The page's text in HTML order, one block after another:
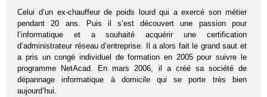
Celui d’un ex-chauffeur de poids lourd qui a exercé son métier
pendant 20 ans. Puis il s’est découvert une passion pour
l’informatique et a souhaité acquérir une certification
d’administrateur réseau d’entreprise. Il a alors fait le grand saut et
a pris un congé individuel de formation en 2005 pour suivre le
programme NetAcad. En mars 2006, il a créé sa société de
dépannage informatique à domicile qui se porte très bien
aujourd’hui.